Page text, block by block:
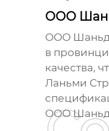
ООО
ООО
в
качества,
Ланьми
ООО